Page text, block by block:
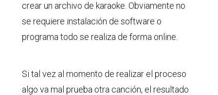
crear un archivo de karaoke. Obviamente no
se requiere instalación de software o
programa todo se realiza de forma online.
Si tal vez al momento de realizar el proceso
algo va mal prueba otra canción, el resultado